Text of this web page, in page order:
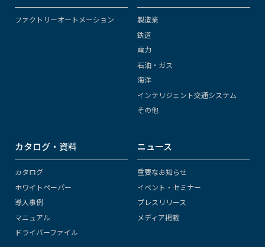
ファクトリーオートメーション
製造業
鉄道
電力
石油・ガス
海洋
インテリジェント交通システム
その他
カタログ・資料
カタログ
ホワイトペーパー
導入事例
マニュアル
ドライバーファイル
ニュース
重要なお知らせ
イベント・セミナー
プレスリリース
メディア掲載